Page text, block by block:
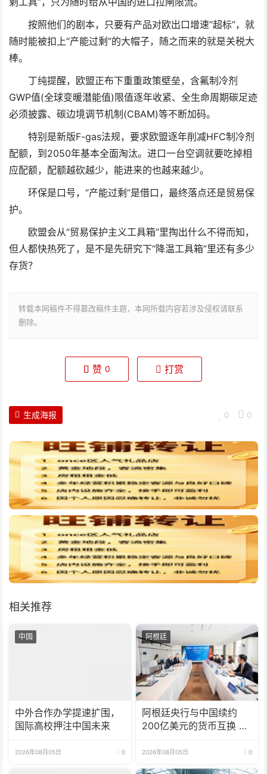
按照他们的剧本，只要有产品对欧出口增速“超标”，就
随时能被扣上“产能过剩”的大帽子，随之而来的就是关税大
棒。
丁纯提醒，欧盟正布下重重政策壁垒，含氟制冷剂
GWP值(全球变暖潜能值)限值逐年收紧、全生命周期碳足迹
必须披露、碳边境调节机制(CBAM)等不断加码。
特别是新版F-gas法规，要求欧盟逐年削减HFC制冷剂
配额，到2050年基本全面淘汰。进口一台空调就要吃掉相
应配额，配额越砍越少，能进来的也越来越少。
环保是口号，“产能过剩”是借口，最终落点还是贸易保
护。
欧盟会从“贸易保护主义工具箱”里掏出什么不得而知，
但人都快热死了，是不是先研究下“降温工具箱”里还有多少
存货？
转载本网稿件不得篡改稿件主题，本网所载内容若涉及侵权请联系
删除。
赞 0 打赏
0 0
生成海报
相关推荐
中国
中外合作办学提速扩围，
国际高校押注中国未来
2026年08月05日 0
阿根廷
阿根廷央行与中国续约
200亿美元的货币互换 有
2026年08月05日 0